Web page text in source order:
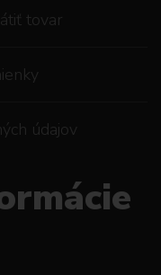
tovar
údajov